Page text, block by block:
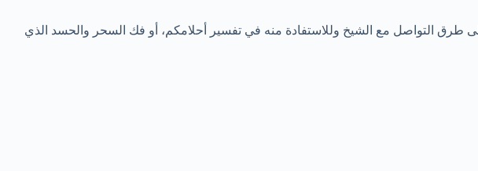
طرق التواصل مع الشيخ وللاستفادة منه في تفسير أحلامكم، أو فك السحر والحسد الذي